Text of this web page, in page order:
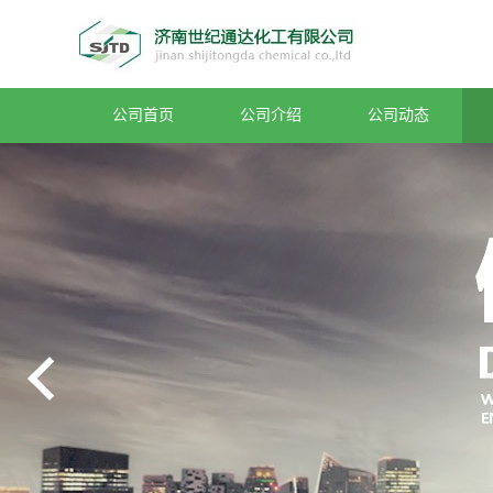
公司首页 公司介绍 公司动态